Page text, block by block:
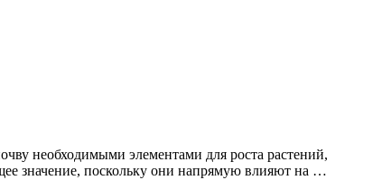
необходимыми элементами для роста растений,
значение, поскольку они напрямую влияют на …